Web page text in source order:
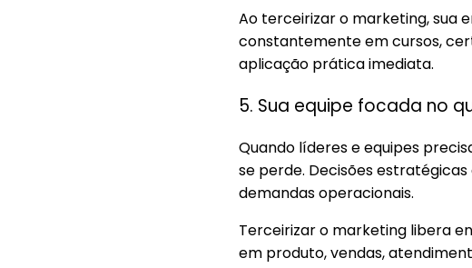
Ao terceirizar o marketing, sua
constantemente em cursos,
aplicação prática imediata.
5. Sua equipe focada no
Quando líderes e equipes
se perde. Decisões
demandas operacionais.
Terceirizar o marketing libera
em produto, vendas,